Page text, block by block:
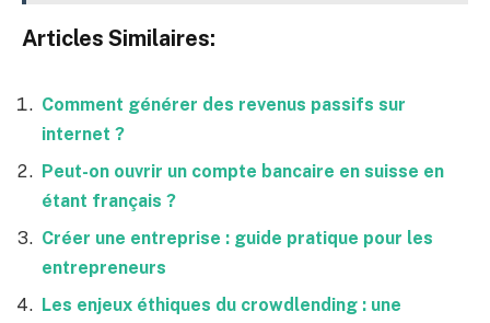
Articles Similaires:
Comment générer des revenus passifs sur
internet ?
Peut-on ouvrir un compte bancaire en suisse en
étant français ?
Créer une entreprise : guide pratique pour les
entrepreneurs
Les enjeux éthiques du crowdlending : une